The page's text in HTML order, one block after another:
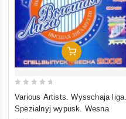
In Den Warenkorb
Various Artists. Wysschaja liga.
Spezialnyj wypusk. Wesna